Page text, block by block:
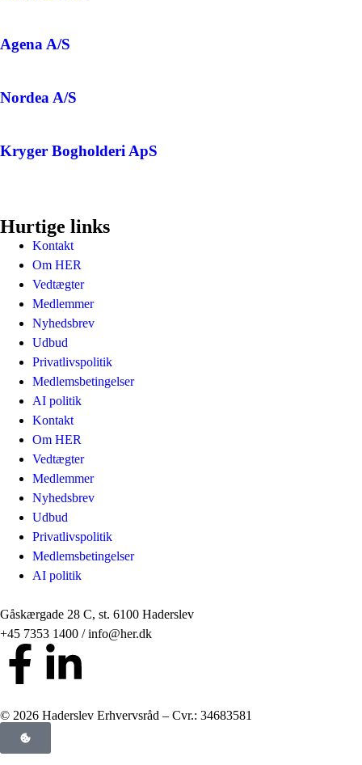
Agena A/S
Nordea A/S
Kryger Bogholderi ApS
Hurtige links
Kontakt
Om HER
Vedtægter
Medlemmer
Nyhedsbrev
Udbud
Privatlivspolitik
Medlemsbetingelser
AI politik
Kontakt
Om HER
Vedtægter
Medlemmer
Nyhedsbrev
Udbud
Privatlivspolitik
Medlemsbetingelser
AI politik
Gåskærgade 28 C, st. 6100 Haderslev
+45 7353 1400 / info@her.dk
© 2026 Haderslev Erhvervsråd – Cvr.: 34683581